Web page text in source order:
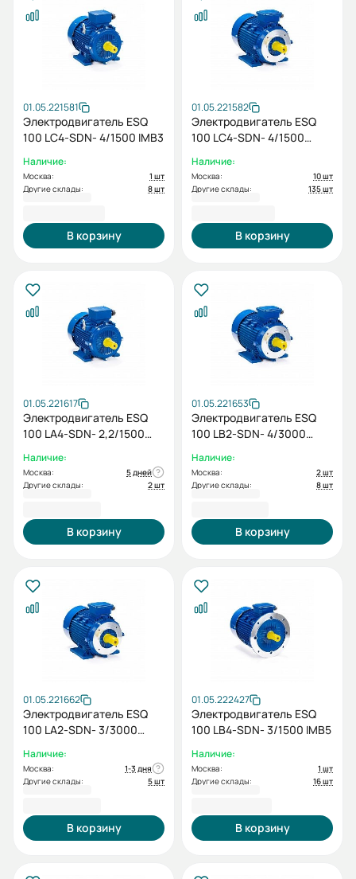
01.05.221581
Электродвигатель ESQ
100 LС4-SDN- 4/1500 IMB3
Наличие:
Москва:
1 шт
Другие склады:
8 шт
В корзину
01.05.221582
Электродвигатель ESQ
100 LС4-SDN- 4/1500
Наличие:
Москва:
10 шт
Другие склады:
135 шт
В корзину
01.05.221617
Электродвигатель ESQ
100 LA4-SDN- 2,2/1500
Наличие:
Москва:
5 дней
Другие склады:
2 шт
В корзину
01.05.221653
Электродвигатель ESQ
100 LB2-SDN- 4/3000
Наличие:
Москва:
2 шт
Другие склады:
8 шт
В корзину
01.05.221662
Электродвигатель ESQ
100 LA2-SDN- 3/3000
Наличие:
Москва:
1-3 дня
Другие склады:
5 шт
В корзину
01.05.222427
Электродвигатель ESQ
100 LB4-SDN- 3/1500 IMB5
Наличие:
Москва:
1 шт
Другие склады:
16 шт
В корзину